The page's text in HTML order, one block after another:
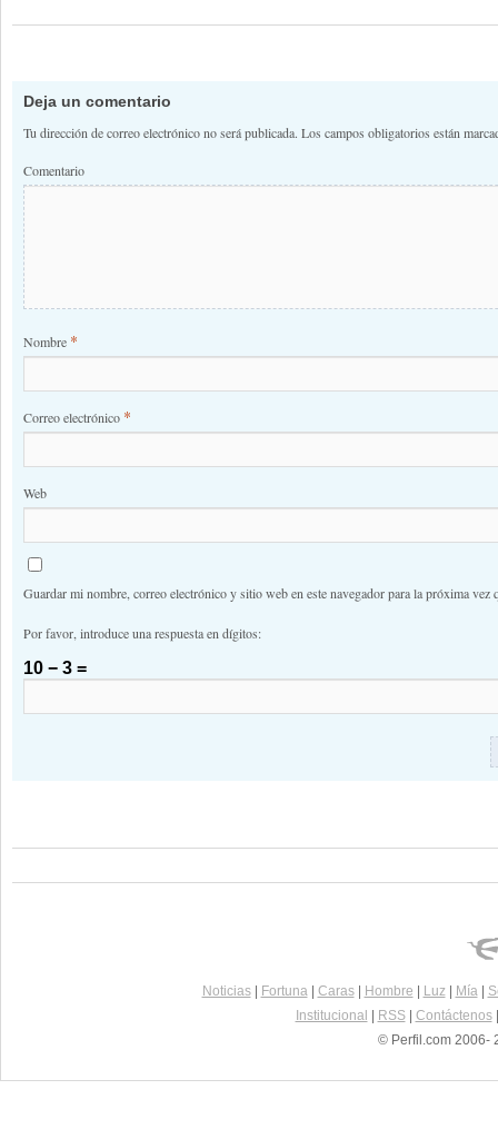
Deja un comentario
Tu dirección de correo electrónico no será publicada. Los campos obligatorios están
Comentario
Nombre *
Correo electrónico *
Web
Guardar mi nombre, correo electrónico y sitio web en este navegador para la próxima vez
Por favor, introduce una respuesta en dígitos:
10 − 3 =
Noticias| Fortuna| Caras| Hombre Luz| Mía|
Institucional
RSS| Contáctenos
© Perfil.com 2006-